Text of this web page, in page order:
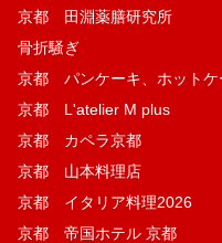
京都 田淵薬膳研究所
骨折騒ぎ
京都 パンケーキ、ホットケ
京都 L'atelier M plus
京都 カペラ京都
京都 山本料理店
京都 イタリア料理2026
京都 帝国ホテル 京都